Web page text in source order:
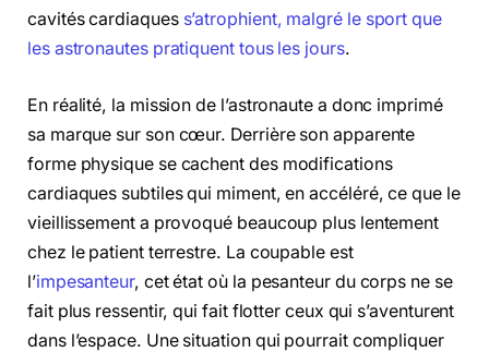
cavités cardiaques s’atrophient, malgré le sport que
les astronautes pratiquent tous les jours.
En réalité, la mission de l’astronaute a donc imprimé
sa marque sur son cœur. Derrière son apparente
forme physique se cachent des modifications
cardiaques subtiles qui miment, en accéléré, ce que le
vieillissement a provoqué beaucoup plus lentement
chez le patient terrestre. La coupable est
l’impesanteur, cet état où la pesanteur du corps ne se
fait plus ressentir, qui fait flotter ceux qui s’aventurent
dans l’espace. Une situation qui pourrait compliquer